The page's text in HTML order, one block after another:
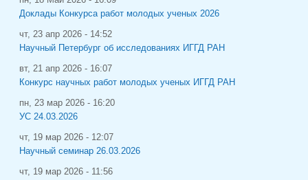
Доклады Конкурса работ молодых ученых 2026
чт, 23 апр 2026 - 14:52
Научный Петербург об исследованиях ИГГД РАН
вт, 21 апр 2026 - 16:07
Конкурс научных работ молодых ученых ИГГД РАН
пн, 23 мар 2026 - 16:20
УС 24.03.2026
чт, 19 мар 2026 - 12:07
Научный семинар 26.03.2026
чт, 19 мар 2026 - 11:56